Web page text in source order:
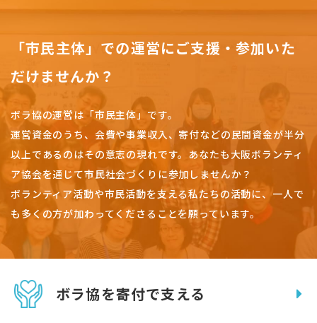
「市民主体」での運営にご支援・参加いた
だけませんか？
ボラ協の運営は「市民主体」です。
運営資金のうち、会費や事業収入、寄付などの民間資金が半分
以上であるのはその意志の現れです。 あなたも大阪ボランティ
ア協会を通じて市民社会づくりに参加しませんか？
ボランティア活動や市民活動を支える私たちの活動に、一人で
も多くの方が加わってくださることを願っています。
ボラ協を寄付で支える